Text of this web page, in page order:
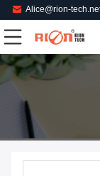
Alice@rion-